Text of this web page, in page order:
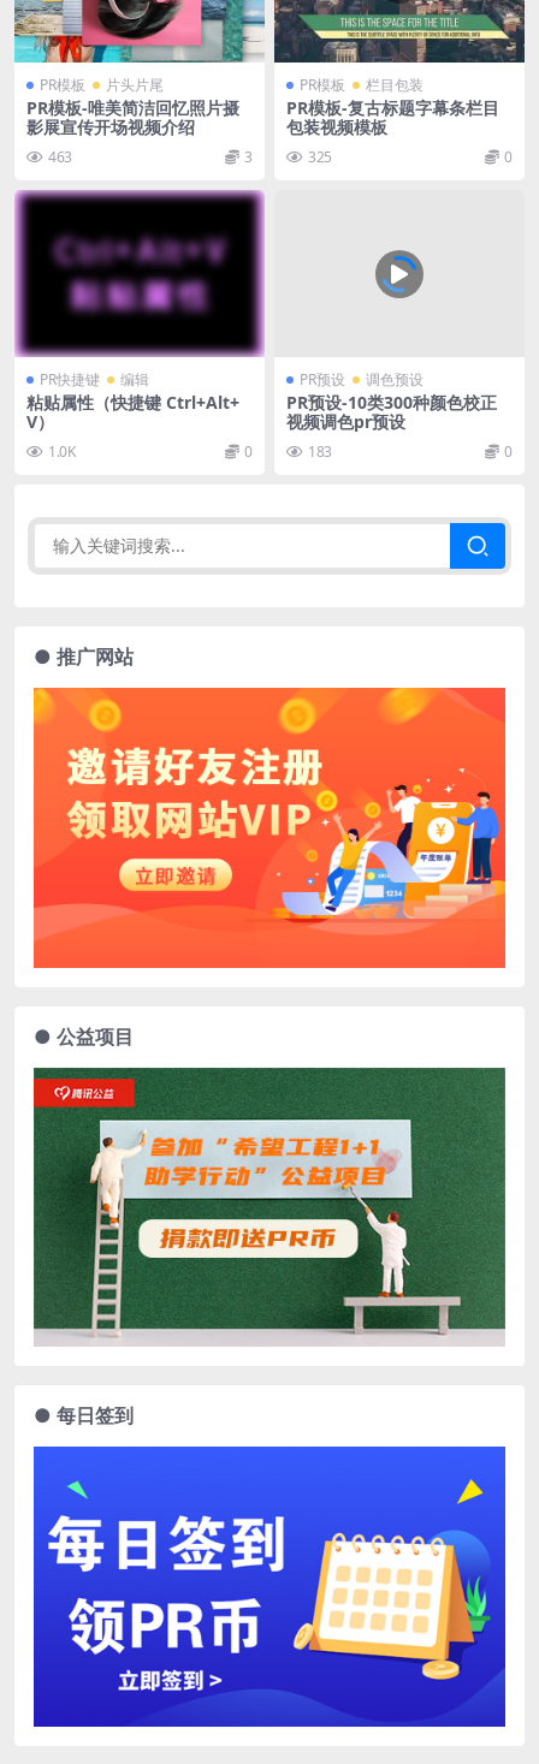
PR模板 片头片尾
PR模板-唯美简洁回忆照片摄
影展宣传开场视频介绍
463 3
PR模板 栏目包装
PR模板-复古标题字幕条栏目
包装视频模板
325 0
PR快捷键 编辑
粘贴属性（快捷键 Ctrl+Alt+
V）
1.0K 0
PR预设 调色预设
PR预设-10类300种颜色校正
视频调色pr预设
183 0
● 推广网站
● 公益项目
● 每日签到